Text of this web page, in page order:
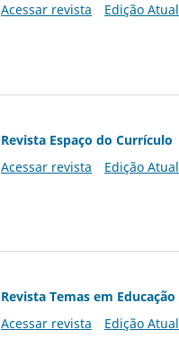
Acessar revista
Edição Atual
Revista Espaço do Currículo
Acessar revista
Edição Atual
Revista Temas em Educação
Acessar revista
Edição Atual